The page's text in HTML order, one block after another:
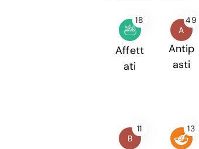
18
Affett
ati
A
49
Antip
asti
B
11 13